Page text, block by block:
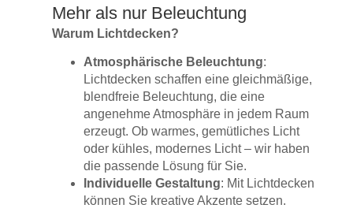
Mehr als nur Beleuchtung
Warum Lichtdecken?
Atmosphärische Beleuchtung:
Lichtdecken schaffen eine gleichmäßige,
blendfreie Beleuchtung, die eine
angenehme Atmosphäre in jedem Raum
erzeugt. Ob warmes, gemütliches Licht
oder kühles, modernes Licht – wir haben
die passende Lösung für Sie.
Individuelle Gestaltung: Mit Lichtdecken
können Sie kreative Akzente setzen.